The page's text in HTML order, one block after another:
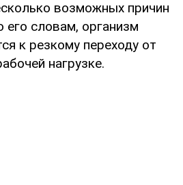
возможных причин
его словам, организм
к резкому переходу от
нагрузке.